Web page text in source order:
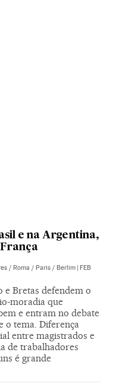
e na Argentina,
/ Roma / Paris / Berlim | FEB
e Bretas defendem o
moradia que
e entram no debate
o tema. Diferença
entre magistrados e
de trabalhadores
é grande